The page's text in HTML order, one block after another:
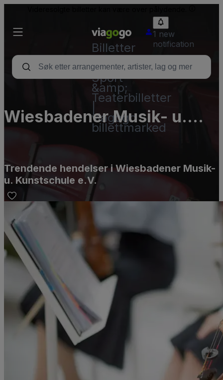
Billetter
–
Konsert,
Sport
&amp;
Teaterbilletter
viagogo
billettmarked
1 new
notification
Wiesbadener Musik- u.
Kunstschule e.V.
Trendende hendelser i Wiesbadener Musik-
u. Kunstschule e.V.